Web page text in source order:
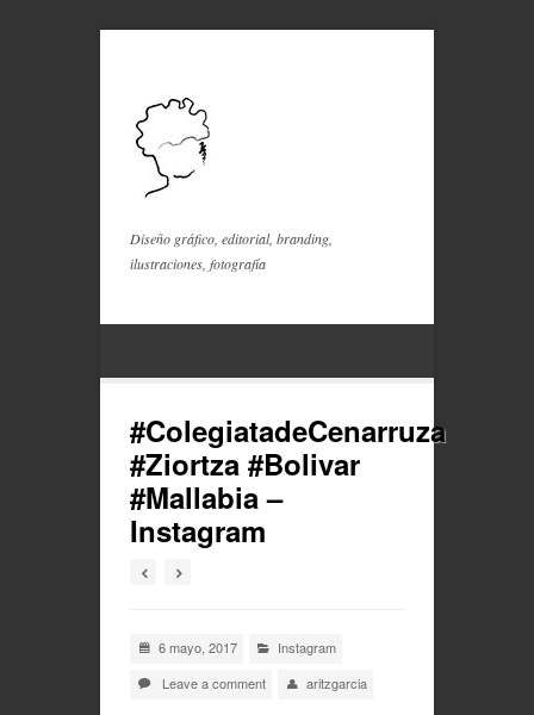
Diseño gráfico, editorial, branding,
ilustraciones, fotografía
#ColegiatadeCenarruza
#Ziortza #Bolivar
#Mallabia –
Instagram
6 mayo, 2017
Instagram
Leave a comment
aritzgarcia